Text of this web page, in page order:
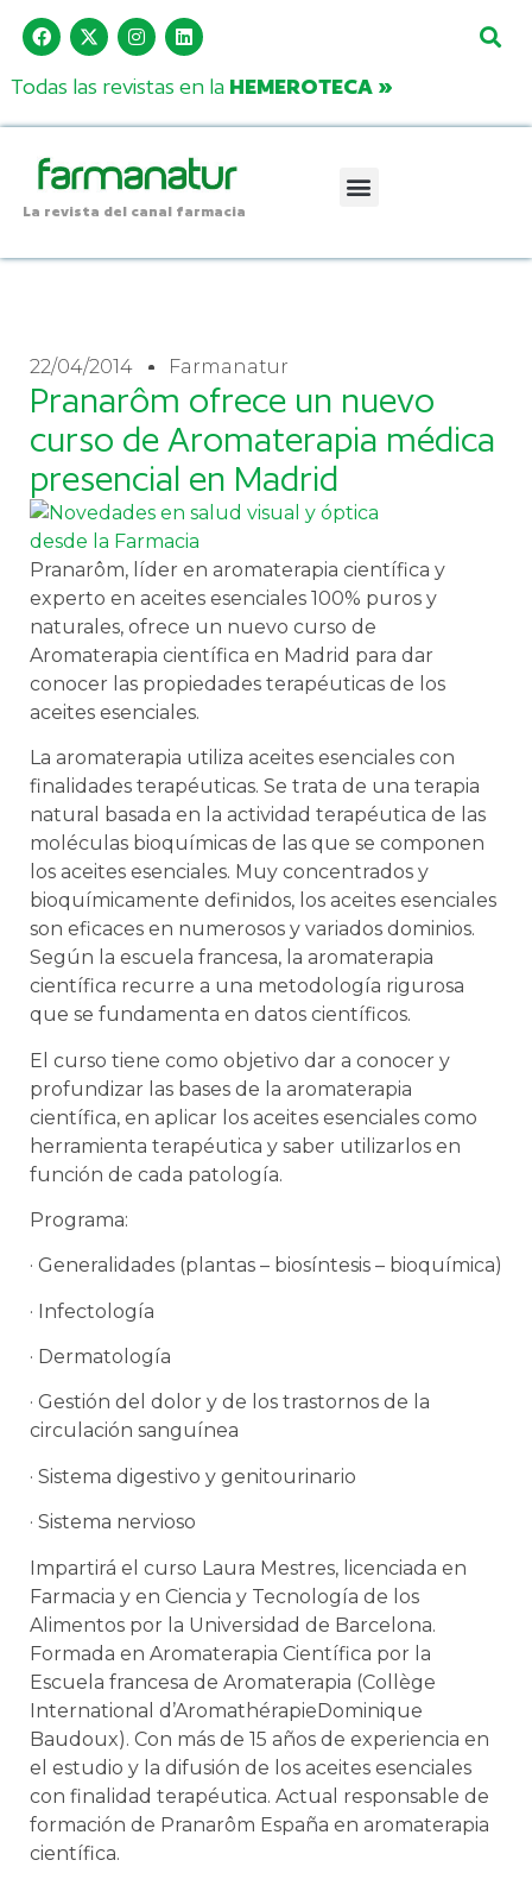
Todas las revistas en la HEMEROTECA »
La revista del canal farmacia
22/04/2014 Farmanatur
Pranarôm ofrece un nuevo
curso de Aromaterapia médica
presencial en Madrid
Pranarôm, líder en aromaterapia científica y
experto en aceites esenciales 100% puros y
naturales, ofrece un nuevo curso de
Aromaterapia científica en Madrid para dar
conocer las propiedades terapéuticas de los
aceites esenciales.
La aromaterapia utiliza aceites esenciales con
finalidades terapéuticas. Se trata de una terapia
natural basada en la actividad terapéutica de las
moléculas bioquímicas de las que se componen
los aceites esenciales. Muy concentrados y
bioquímicamente definidos, los aceites esenciales
son eficaces en numerosos y variados dominios.
Según la escuela francesa, la aromaterapia
científica recurre a una metodología rigurosa
que se fundamenta en datos científicos.
El curso tiene como objetivo dar a conocer y
profundizar las bases de la aromaterapia
científica, en aplicar los aceites esenciales como
herramienta terapéutica y saber utilizarlos en
función de cada patología.
Programa:
· Generalidades (plantas – biosíntesis – bioquímica)
· Infectología
· Dermatología
· Gestión del dolor y de los trastornos de la
circulación sanguínea
· Sistema digestivo y genitourinario
· Sistema nervioso
Impartirá el curso Laura Mestres, licenciada en
Farmacia y en Ciencia y Tecnología de los
Alimentos por la Universidad de Barcelona.
Formada en Aromaterapia Científica por la
Escuela francesa de Aromaterapia (Collège
International d’AromathérapieDominique
Baudoux). Con más de 15 años de experiencia en
el estudio y la difusión de los aceites esenciales
con finalidad terapéutica. Actual responsable de
formación de Pranarôm España en aromaterapia
científica.